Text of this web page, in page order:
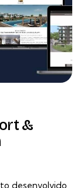
&
desenvolvido